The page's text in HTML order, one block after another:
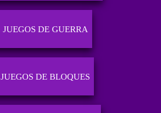
JUEGOS DE GUERRA
JUEGOS DE BLOQUES